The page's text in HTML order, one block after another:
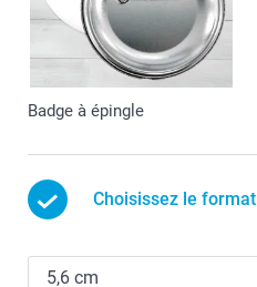
Badge à épingle
Choisissez le format